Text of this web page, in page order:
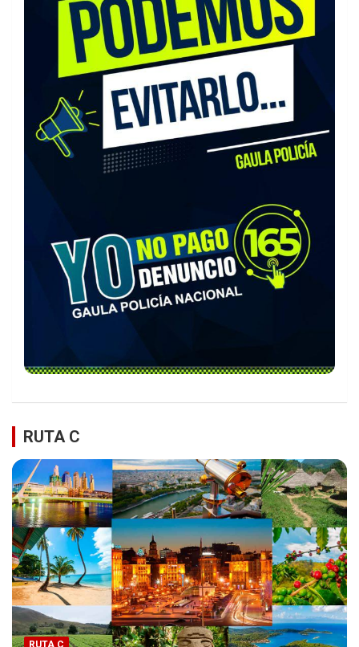
RUTA C
RUTA C